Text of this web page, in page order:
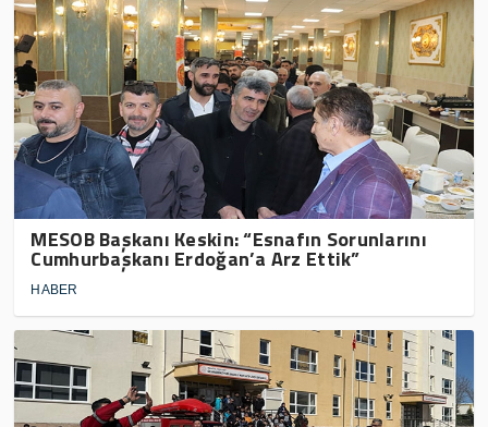
MESOB Başkanı Keskin: “Esnafın Sorunlarını
Cumhurbaşkanı Erdoğan’a Arz Ettik”
HABER